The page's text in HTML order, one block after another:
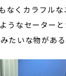
なくカラフルな
うなセーターと
たいな物がある